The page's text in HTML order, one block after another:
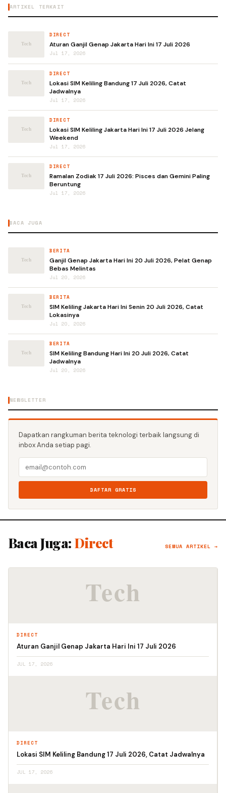
ARTIKEL TERKAIT
DIRECT
Aturan Ganjil Genap Jakarta Hari Ini 17 Juli 2026
Jul 17, 2026
DIRECT
Lokasi SIM Keliling Bandung 17 Juli 2026, Catat
Jadwalnya
Jul 17, 2026
DIRECT
Lokasi SIM Keliling Jakarta Hari Ini 17 Juli 2026 Jelang
Weekend
Jul 17, 2026
DIRECT
Ramalan Zodiak 17 Juli 2026: Pisces dan Gemini Paling
Beruntung
Jul 17, 2026
BACA JUGA
BERITA
Ganjil Genap Jakarta Hari Ini 20 Juli 2026, Pelat Genap
Bebas Melintas
Jul 20, 2026
BERITA
SIM Keliling Jakarta Hari Ini Senin 20 Juli 2026, Catat
Lokasinya
Jul 20, 2026
BERITA
SIM Keliling Bandung Hari Ini 20 Juli 2026, Catat
Jadwalnya
Jul 20, 2026
NEWSLETTER
Dapatkan rangkuman berita teknologi terbaik langsung di
inbox Anda setiap pagi.
DAFTAR GRATIS
Baca Juga: Direct SEMUA ARTIKEL →
DIRECT
Aturan Ganjil Genap Jakarta Hari Ini 17 Juli 2026
JUL 17, 2026
DIRECT
Lokasi SIM Keliling Bandung 17 Juli 2026, Catat Jadwalnya
JUL 17, 2026